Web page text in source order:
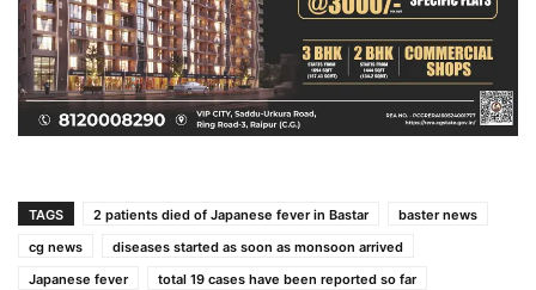
TAGS 2 patients died of Japanese fever in Bastar
baster news
cg news
diseases started as soon as monsoon arrived
Japanese fever
total 19 cases have been reported so far